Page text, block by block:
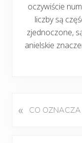
oczywiście
liczby są
zjednoczone,
anielskie
P
« CO